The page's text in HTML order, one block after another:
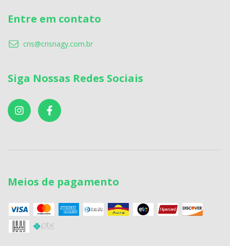
Entre em contato
cris@crisnagy.com.br
Siga Nossas Redes Sociais
Meios de pagamento